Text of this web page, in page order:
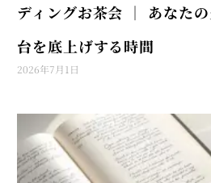
ディングお茶会 │ あなた
台を底上げする時間
2026年7月1日